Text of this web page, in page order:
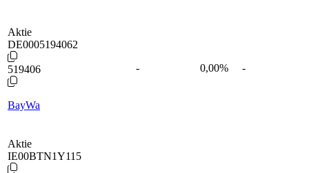
Aktie
DE0005194062
519406
BayWa
- 0,00% -
Aktie
IE00BTN1Y115